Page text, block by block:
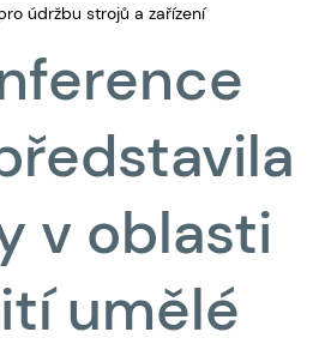
údržbu strojů a zařízení
v oblasti
umělé